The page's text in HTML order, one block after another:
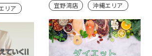
リア 宜野湾店 沖縄エリア